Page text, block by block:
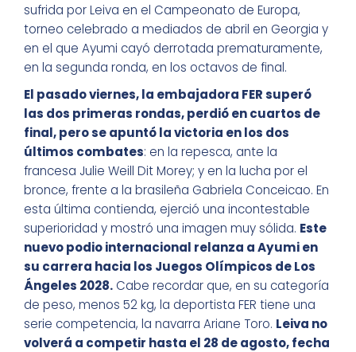
sufrida por Leiva en el Campeonato de Europa,
torneo celebrado a mediados de abril en Georgia y
en el que Ayumi cayó derrotada prematuramente,
en la segunda ronda, en los octavos de final.
El pasado viernes, la embajadora FER superó
las dos primeras rondas, perdió en cuartos de
final, pero se apuntó la victoria en los dos
últimos combates: en la repesca, ante la
francesa Julie Weill Dit Morey; y en la lucha por el
bronce, frente a la brasileña Gabriela Conceicao. En
esta última contienda, ejerció una incontestable
superioridad y mostró una imagen muy sólida. Este
nuevo podio internacional relanza a Ayumi en
su carrera hacia los Juegos Olímpicos de Los
Ángeles 2028. Cabe recordar que, en su categoría
de peso, menos 52 kg, la deportista FER tiene una
serie competencia, la navarra Ariane Toro. Leiva no
volverá a competir hasta el 28 de agosto, fecha